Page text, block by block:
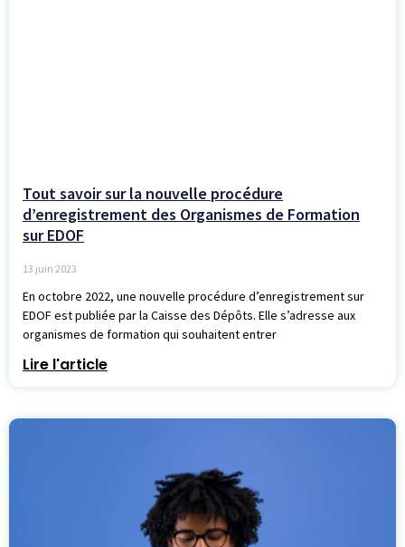
Tout savoir sur la nouvelle procédure
d’enregistrement des Organismes de Formation
sur EDOF
13 juin 2023
En octobre 2022, une nouvelle procédure d’enregistrement sur
EDOF est publiée par la Caisse des Dépôts. Elle s’adresse aux
organismes de formation qui souhaitent entrer
Lire l'article